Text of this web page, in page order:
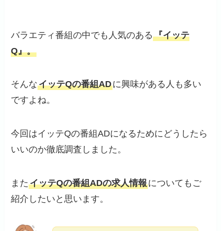
バラエティ番組の中でも人気のある『イッテ
Q』。
そんなイッテQの番組ADに興味がある人も多い
ですよね。
今回はイッテQの番組ADになるためにどうしたら
いいのか徹底調査しました。
またイッテQの番組ADの求人情報についてもご
紹介したいと思います。